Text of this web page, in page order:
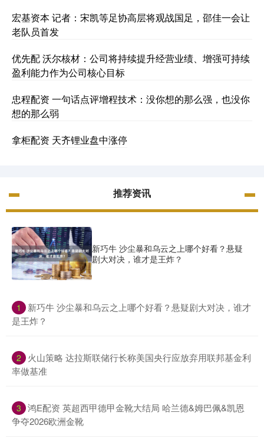
宏基资本 记者：宋凯等足协高层将观战国足，邵佳一会让
老队员首发
优先配 沃尔核材：公司将持续提升经营业绩、增强可持续
盈利能力作为公司核心目标
忠程配资 一句话点评增程技术：没你想的那么强，也没你
想的那么弱
拿柜配资 天齐锂业盘中涨停
推荐资讯
新巧牛 沙尘暴和乌云之上哪个好看？悬疑
剧大对决，谁才是王炸？
1
​新巧牛 沙尘暴和乌云之上哪个好看？悬疑剧大对决，谁才
是王炸？
2
​火山策略 达拉斯联储行长称美国央行应放弃用联邦基金利
率做基准
3 ​鸿E配资 英超西甲德甲金靴大结局 哈兰德&姆巴佩&凯恩
争夺2026欧洲金靴